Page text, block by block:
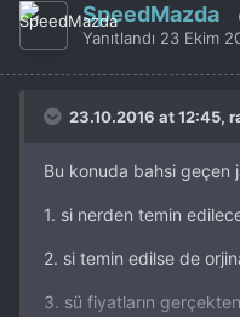
SpeedMazda
Yanıtlandı 23 Ekim
23.10.2016 at 12:45,
Bu konuda bahsi geçen
1. si nerden temin
2. si temin edilse de
3. sü fiyatların